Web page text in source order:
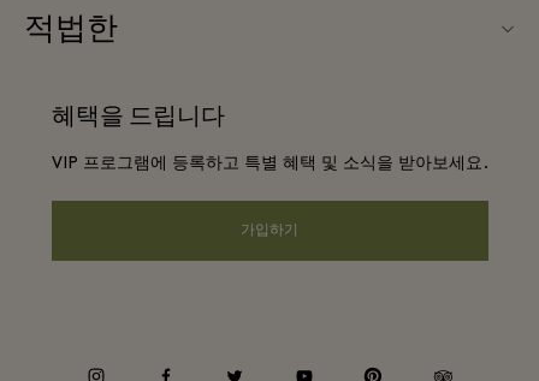
기프트카드
빌리지 지도
파트너가되다
호텔 및 지역 명소
적법한
프리빌리지 약관
혜택을 드립니다
VIP 프로그램에 등록하고 특별 혜택 및 소식을 받아보세요.
가입하기
instagramfacebooktwitter youtube pinterest tripadvisor